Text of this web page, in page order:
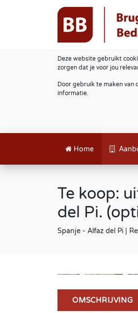
Deze website gebruikt
zorgen dat je voor jou
Door gebruik te maken van
informatie.
Home
Te koop:
del Pi.
Spanje - Alfaz del Pi |
OMSCHRIJVING